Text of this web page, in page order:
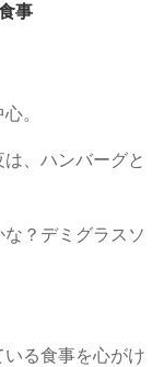
事
。
、ハンバーグと
？デミグラスソ
る食事を心がけ